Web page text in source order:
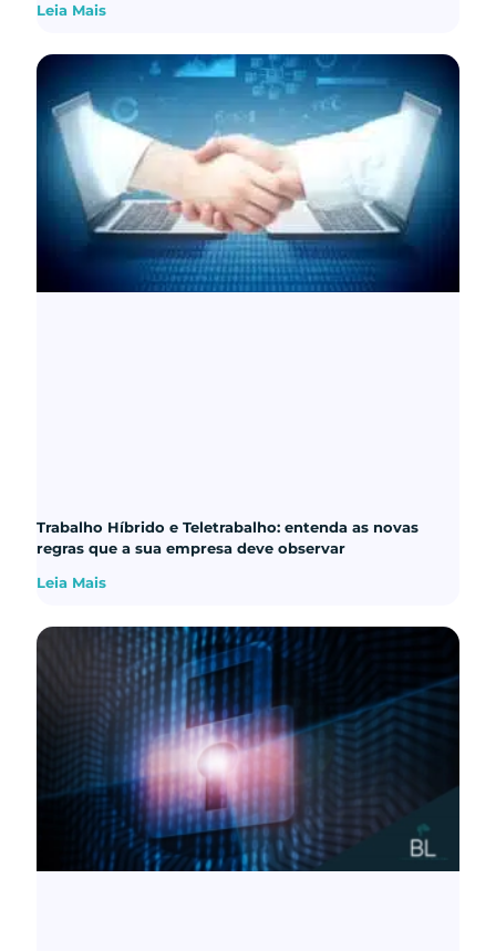
Leia Mais
Trabalho Híbrido e Teletrabalho: entenda as novas
regras que a sua empresa deve observar
Leia Mais